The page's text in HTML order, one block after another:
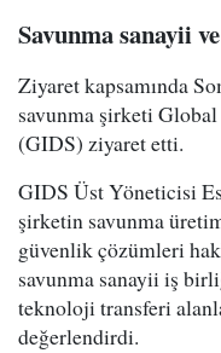
Savunma sanayii
Ziyaret kapsamında
savunma şirketi
(GIDS) ziyaret etti.
GIDS Üst Yöneticisi
şirketin savunma
güvenlik çözümleri
savunma sanayii iş
teknoloji transferi
değerlendirdi.